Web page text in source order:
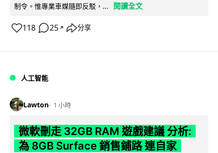
制令。惟專業車媒隨即反駁，...
閱讀全文
118 25 ↗ 分享
人工智能
Lawton 1 小時
微軟刪走 32GB RAM 遊戲建議 分析:
為 8GB Surface 銷售鋪路 連自家